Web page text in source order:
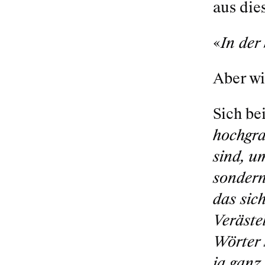
aus
«In der
Aber
Sich
sind,
das
Wörter